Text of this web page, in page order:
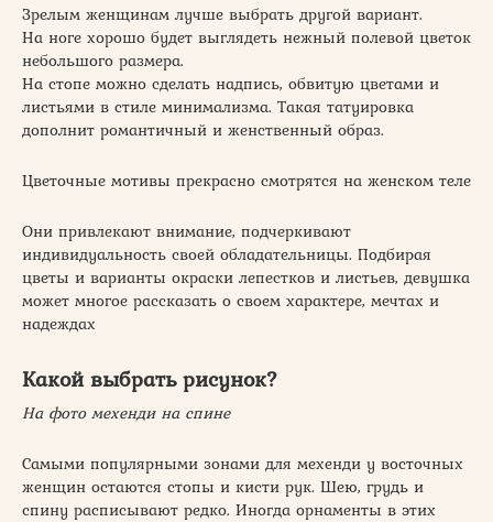
Зрелым женщинам лучше выбрать другой вариант.
На ноге хорошо будет выглядеть нежный полевой цветок
небольшого размера.
На стопе можно сделать надпись, обвитую цветами и
листьями в стиле минимализма. Такая татуировка
дополнит романтичный и женственный образ.
Цветочные мотивы прекрасно смотрятся на женском теле
Они привлекают внимание, подчеркивают
индивидуальность своей обладательницы. Подбирая
цветы и варианты окраски лепестков и листьев, девушка
может многое рассказать о своем характере, мечтах и
надеждах
Какой выбрать рисунок?
На фото мехенди на спине
Самыми популярными зонами для мехенди у восточных
женщин остаются стопы и кисти рук. Шею, грудь и
спину расписывают редко. Иногда орнаменты в этих